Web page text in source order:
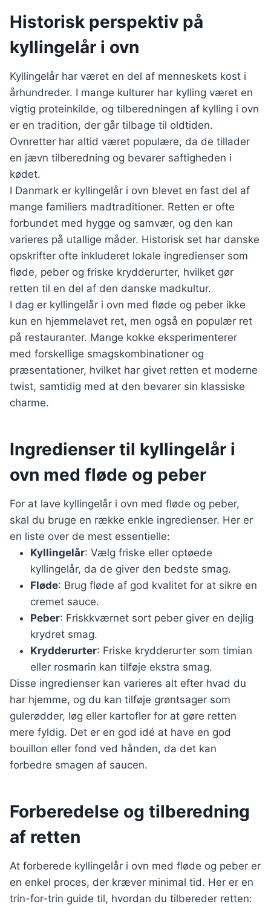
Historisk perspektiv på
kyllingelår i ovn
Kyllingelår har været en del af menneskets kost i
århundreder. I mange kulturer har kylling været en
vigtig proteinkilde, og tilberedningen af kylling i ovn
er en tradition, der går tilbage til oldtiden.
Ovnretter har altid været populære, da de tillader
en jævn tilberedning og bevarer saftigheden i
kødet.
I Danmark er kyllingelår i ovn blevet en fast del af
mange familiers madtraditioner. Retten er ofte
forbundet med hygge og samvær, og den kan
varieres på utallige måder. Historisk set har danske
opskrifter ofte inkluderet lokale ingredienser som
fløde, peber og friske krydderurter, hvilket gør
retten til en del af den danske madkultur.
I dag er kyllingelår i ovn med fløde og peber ikke
kun en hjemmelavet ret, men også en populær ret
på restauranter. Mange kokke eksperimenterer
med forskellige smagskombinationer og
præsentationer, hvilket har givet retten et moderne
twist, samtidig med at den bevarer sin klassiske
charme.
Ingredienser til kyllingelår i
ovn med fløde og peber
For at lave kyllingelår i ovn med fløde og peber,
skal du bruge en række enkle ingredienser. Her er
en liste over de mest essentielle:
Kyllingelår: Vælg friske eller optøede
kyllingelår, da de giver den bedste smag.
Fløde: Brug fløde af god kvalitet for at sikre en
cremet sauce.
Peber: Friskkværnet sort peber giver en dejlig
krydret smag.
Krydderurter: Friske krydderurter som timian
eller rosmarin kan tilføje ekstra smag.
Disse ingredienser kan varieres alt efter hvad du
har hjemme, og du kan tilføje grøntsager som
gulerødder, løg eller kartofler for at gøre retten
mere fyldig. Det er en god idé at have en god
bouillon eller fond ved hånden, da det kan
forbedre smagen af saucen.
Forberedelse og tilberedning
af retten
At forberede kyllingelår i ovn med fløde og peber er
en enkel proces, der kræver minimal tid. Her er en
trin-for-trin guide til, hvordan du tilbereder retten: